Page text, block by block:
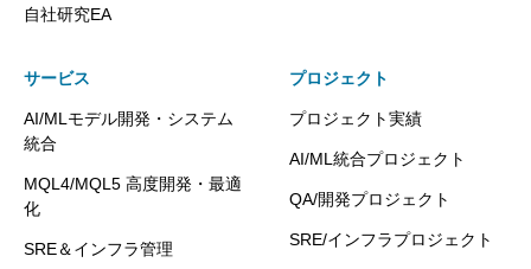
自社研究EA
サービス
AI/MLモデル開発・システム
統合
MQL4/MQL5 高度開発・最適
化
SRE＆インフラ管理
プロジェクト
プロジェクト実績
AI/ML統合プロジェクト
QA/開発プロジェクト
SRE/インフラプロジェクト